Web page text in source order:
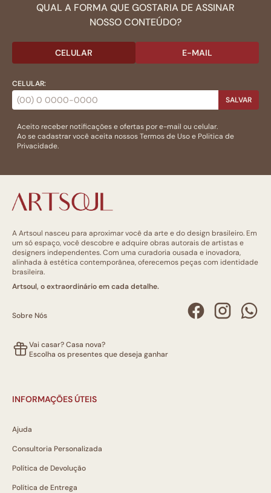
QUAL A FORMA QUE GOSTARIA DE ASSINAR
NOSSO CONTEÚDO?
CELULAR E-MAIL
CELULAR:
SALVAR
Aceito receber notificações e ofertas por e-mail ou celular.
Ao se cadastrar você aceita nossosTermos de Usoe Politica de
Privacidade.
A Artsoul nasceu para aproximar você da arte e do design brasileiro. Em
um só espaço, você descobre e adquire obras autorais de artistas e
designers independentes. Com uma curadoria ousada e inovadora,
alinhada à estética contemporânea, oferecemos peças com identidade
brasileira.
Artsoul, o extraordinário em cada detalhe.
Sobre Nós
Vai casar? Casa nova?
Escolha os presentes que deseja ganhar
INFORMAÇÕES ÚTEIS
Ajuda
Consultoria Personalizada
Política de Devolução
Política de Entrega